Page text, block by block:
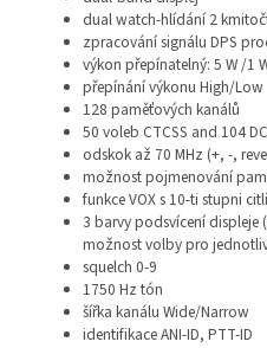
dual watch-hlídání 2
zpracování signálu DPS
výkon přepínatelný: 5 W /1
přepínání výkonu High/Low
128 paměťových kanálů
50 voleb CTCSS and 104
odskok až 70 MHz (+, -,
možnost pojmenování
funkce VOX s 10-ti stupni
3 barvy podsvícení
možnost volby pro
squelch 0-9
1750 Hz tón
šířka kanálu Wide/Narrow
identifikace ANI-ID, PTT-ID